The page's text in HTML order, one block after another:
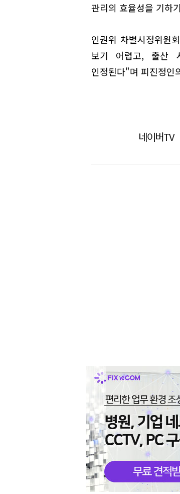
관리의 효율성을 기하
인권위 차별시정위원
보기 어렵고, 출산
인정된다"며 피진정인
네이버TV